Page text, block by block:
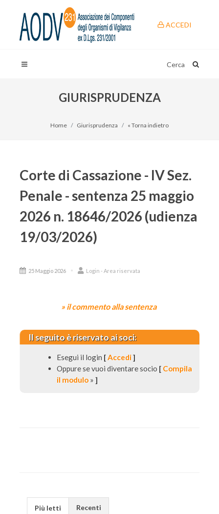
ACCEDI
Cerca
GIURISPRUDENZA
Home Giurisprudenza « Torna indietro
Corte di Cassazione - IV Sez.
Penale - sentenza 25 maggio
2026 n. 18646/2026 (udienza
19/03/2026)
25 Maggio 2026 Login - Area riservata
» il commento alla sentenza
Il seguito è riservato ai soci:
Esegui il login [Accedi]
Oppure se vuoi diventare socio [ Compila
il modulo » ]
Più letti Recenti